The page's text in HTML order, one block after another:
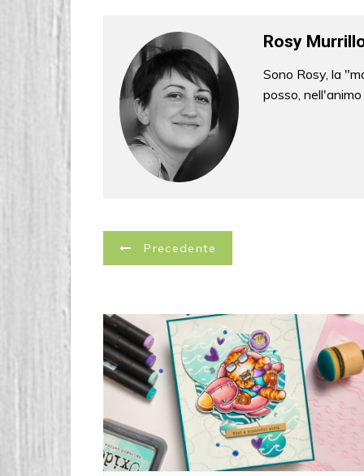
o
o
k
Rosy
Sono Rosy, la
posso,
N
v
i
g
a
z
Precedente